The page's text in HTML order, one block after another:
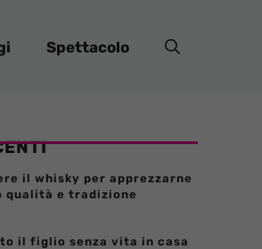
Spettacolo
il whisky per apprezzarne
qualità e tradizione
il figlio senza vita in casa